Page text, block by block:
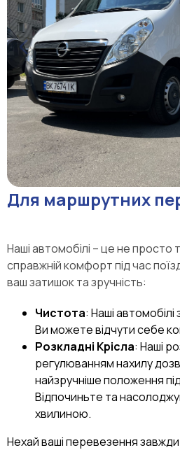
Для маршрутних
Наші автомобілі – це не просто
справжній комфорт під час
ваш затишок та зручність:
Чистота: Наші автомобілі
Ви можете відчути себе
Розкладні Крісла: Наші
регулюванням нахилу
найзручніше положення
Відпочиньте та
хвилиною.
Нехай ваші перевезення